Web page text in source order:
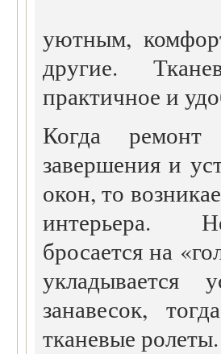
уютным,
другие.
практичное и
Когда
завершения и
окон, то
интерьера.
бросается на
укладывается
занавесок,
тканевые ролеты.